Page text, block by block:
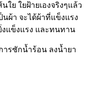
ใย ใยฝ้ายเองจริงๆแล้ว
ผ้า จะได้ผ้าที่แข็งแรง
แข็งแรง และทนทาน
รซักน้ำร้อน ลงน้ำยา